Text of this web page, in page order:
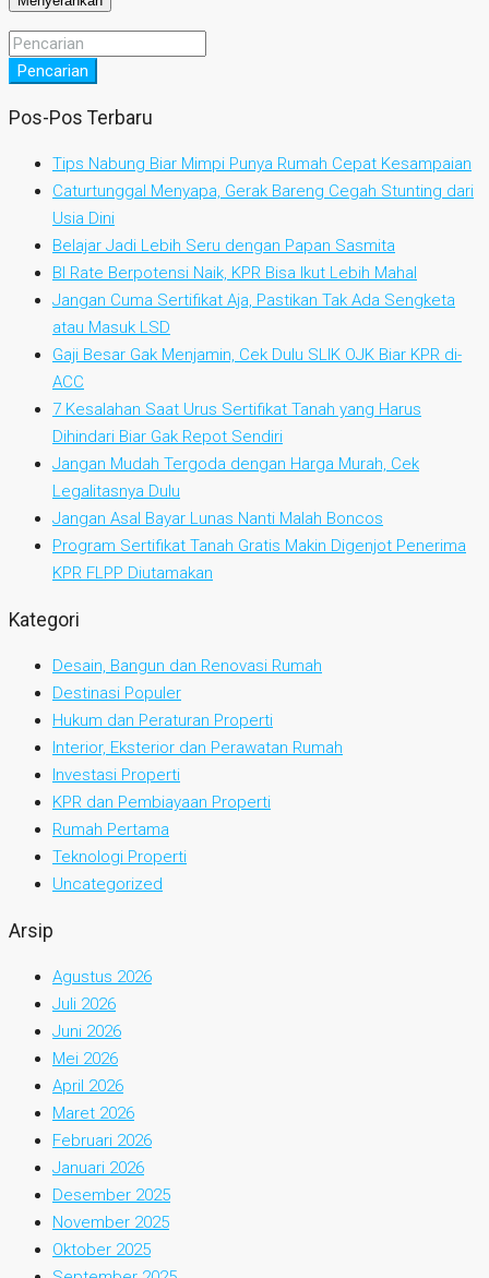
Pencarian
Pos-Pos Terbaru
Tips Nabung Biar Mimpi Punya Rumah Cepat Kesampaian
Caturtunggal Menyapa, Gerak Bareng Cegah Stunting dari
Usia Dini
Belajar Jadi Lebih Seru dengan Papan Sasmita
BI Rate Berpotensi Naik, KPR Bisa Ikut Lebih Mahal
Jangan Cuma Sertifikat Aja, Pastikan Tak Ada Sengketa
atau Masuk LSD
Gaji Besar Gak Menjamin, Cek Dulu SLIK OJK Biar KPR di-
ACC
7 Kesalahan Saat Urus Sertifikat Tanah yang Harus
Dihindari Biar Gak Repot Sendiri
Jangan Mudah Tergoda dengan Harga Murah, Cek
Legalitasnya Dulu
Jangan Asal Bayar Lunas Nanti Malah Boncos
Program Sertifikat Tanah Gratis Makin Digenjot Penerima
KPR FLPP Diutamakan
Kategori
Desain, Bangun dan Renovasi Rumah
Destinasi Populer
Hukum dan Peraturan Properti
Interior, Eksterior dan Perawatan Rumah
Investasi Properti
KPR dan Pembiayaan Properti
Rumah Pertama
Teknologi Properti
Uncategorized
Arsip
Agustus 2026
Juli 2026
Juni 2026
Mei 2026
April 2026
Maret 2026
Februari 2026
Januari 2026
Desember 2025
November 2025
Oktober 2025